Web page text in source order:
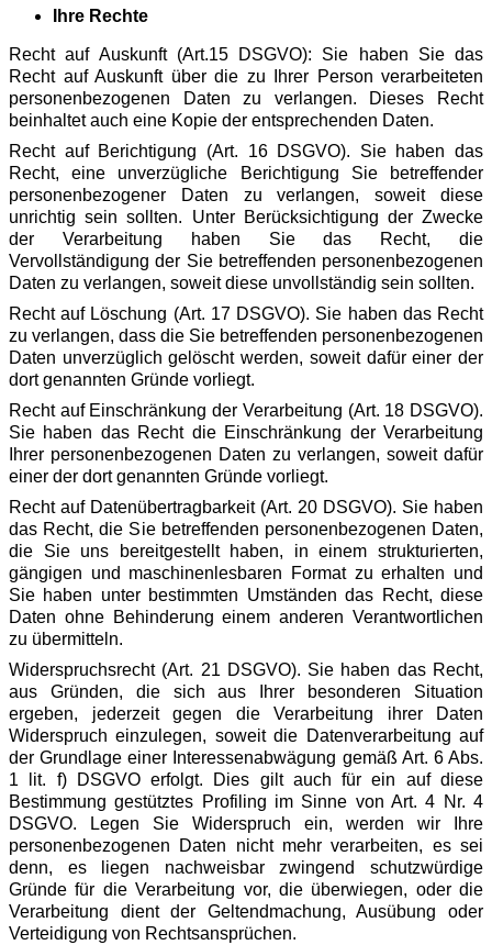
Ihre Rechte
Recht auf Auskunft (Art.15 DSGVO): Sie haben Sie das
Recht auf Auskunft über die zu Ihrer Person verarbeiteten
personenbezogenen Daten zu verlangen. Dieses Recht
beinhaltet auch eine Kopie der entsprechenden Daten.
Recht auf Berichtigung (Art. 16 DSGVO). Sie haben das
Recht, eine unverzügliche Berichtigung Sie betreffender
personenbezogener Daten zu verlangen, soweit diese
unrichtig sein sollten. Unter Berücksichtigung der Zwecke
der Verarbeitung haben Sie das Recht, die
Vervollständigung der Sie betreffenden personenbezogenen
Daten zu verlangen, soweit diese unvollständig sein sollten.
Recht auf Löschung (Art. 17 DSGVO). Sie haben das Recht
zu verlangen, dass die Sie betreffenden personenbezogenen
Daten unverzüglich gelöscht werden, soweit dafür einer der
dort genannten Gründe vorliegt.
Recht auf Einschränkung der Verarbeitung (Art. 18 DSGVO).
Sie haben das Recht die Einschränkung der Verarbeitung
Ihrer personenbezogenen Daten zu verlangen, soweit dafür
einer der dort genannten Gründe vorliegt.
Recht auf Datenübertragbarkeit (Art. 20 DSGVO). Sie haben
das Recht, die Sie betreffenden personenbezogenen Daten,
die Sie uns bereitgestellt haben, in einem strukturierten,
gängigen und maschinenlesbaren Format zu erhalten und
Sie haben unter bestimmten Umständen das Recht, diese
Daten ohne Behinderung einem anderen Verantwortlichen
zu übermitteln.
Widerspruchsrecht (Art. 21 DSGVO). Sie haben das Recht,
aus Gründen, die sich aus Ihrer besonderen Situation
ergeben, jederzeit gegen die Verarbeitung ihrer Daten
Widerspruch einzulegen, soweit die Datenverarbeitung auf
der Grundlage einer Interessenabwägung gemäß Art. 6 Abs.
1 lit. f) DSGVO erfolgt. Dies gilt auch für ein auf diese
Bestimmung gestütztes Profiling im Sinne von Art. 4 Nr. 4
DSGVO. Legen Sie Widerspruch ein, werden wir Ihre
personenbezogenen Daten nicht mehr verarbeiten, es sei
denn, es liegen nachweisbar zwingend schutzwürdige
Gründe für die Verarbeitung vor, die überwiegen, oder die
Verarbeitung dient der Geltendmachung, Ausübung oder
Verteidigung von Rechtsansprüchen.